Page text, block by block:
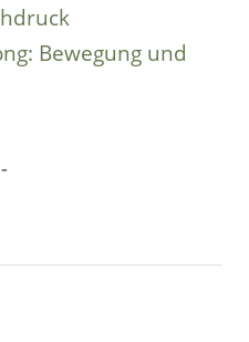
Bewegung und